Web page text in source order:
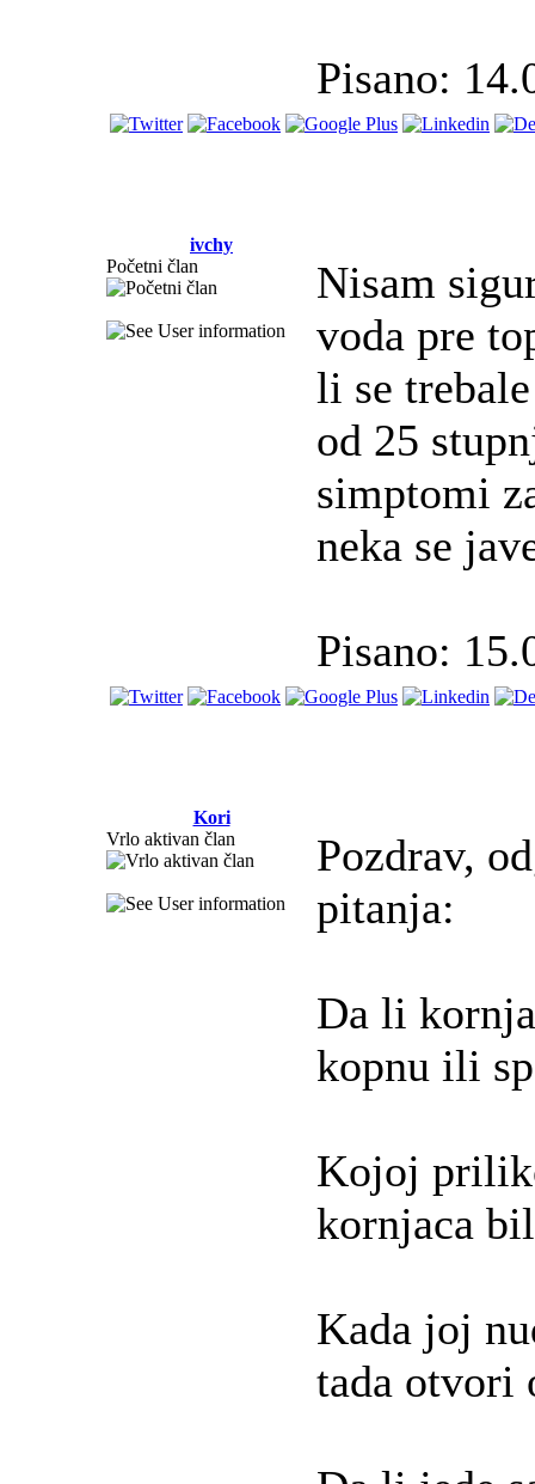
Pisano:
ivchy
Početni član
Nisam
voda pre
li se
od 25
simptomi
neka se
Pisano:
Kori
Vrlo aktivan član
Pozdrav,
pitanja:
Da li
kopnu ili
Kojoj
kornjaca
Kada joj
tada otvori